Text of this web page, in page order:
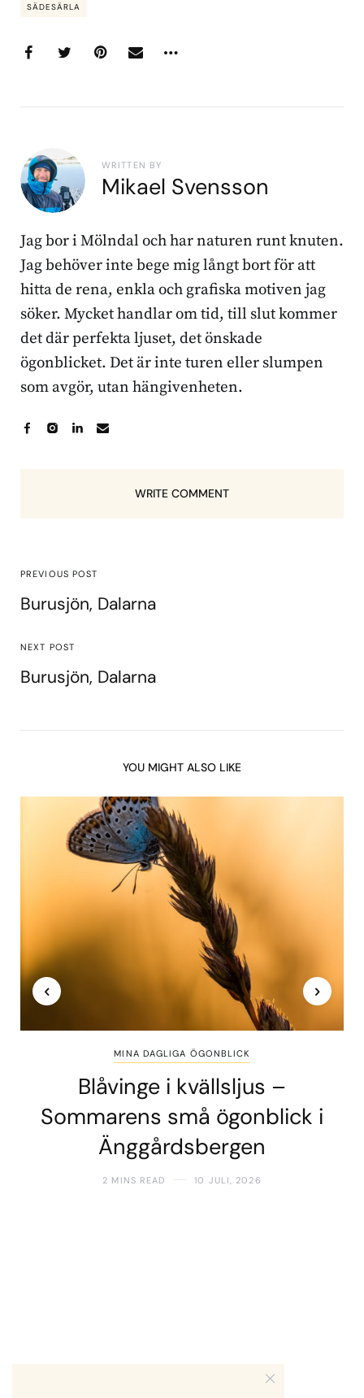
SÄDESÄRLA
WRITTEN BY
Mikael Svensson
Jag bor i Mölndal och har naturen runt knuten.
Jag behöver inte bege mig långt bort för att
hitta de rena, enkla och grafiska motiven jag
söker. Mycket handlar om tid, till slut kommer
det där perfekta ljuset, det önskade
ögonblicket. Det är inte turen eller slumpen
som avgör, utan hängivenheten.
WRITE COMMENT
PREVIOUS POST
Burusjön, Dalarna
NEXT POST
Burusjön, Dalarna
YOU MIGHT ALSO LIKE
MINA DAGLIGA ÖGONBLICK
Blåvinge i kvällsljus –
Sommarens små ögonblick i
Änggårdsbergen
2 MINS READ 10 JULI, 2026